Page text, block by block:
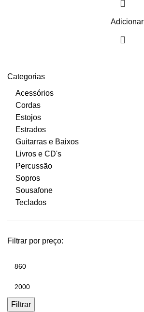
Categorias
Acessórios
Cordas
Estojos
Estrados
Guitarras e Baixos
Livros e CD's
Percussão
Sopros
Sousafone
Teclados
Filtrar por preço:
Filtrar
Adicionar